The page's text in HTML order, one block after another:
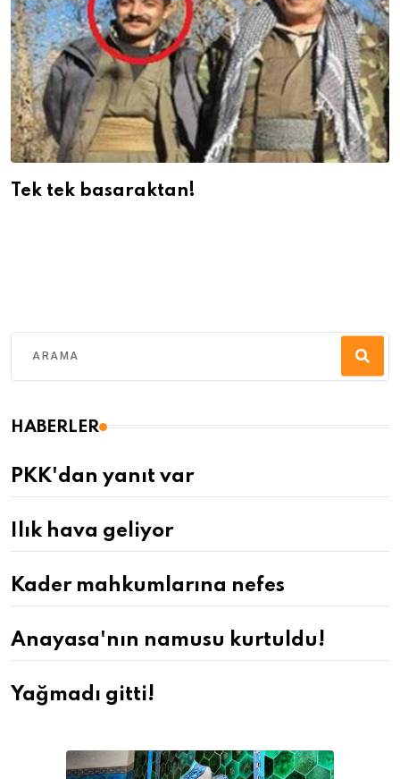
Tek tek basaraktan!
HABERLER
PKK'dan yanıt var
Ilık hava geliyor
Kader mahkumlarına nefes
Anayasa'nın namusu kurtuldu!
Yağmadı gitti!